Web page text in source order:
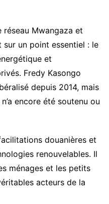
réseau Mwangaza et
sur un point essentiel : le
et
Fredy Kasongo
depuis 2014, mais
encore été soutenu ou
douanières et
renouvelables. Il
ménages et les petits
acteurs de la